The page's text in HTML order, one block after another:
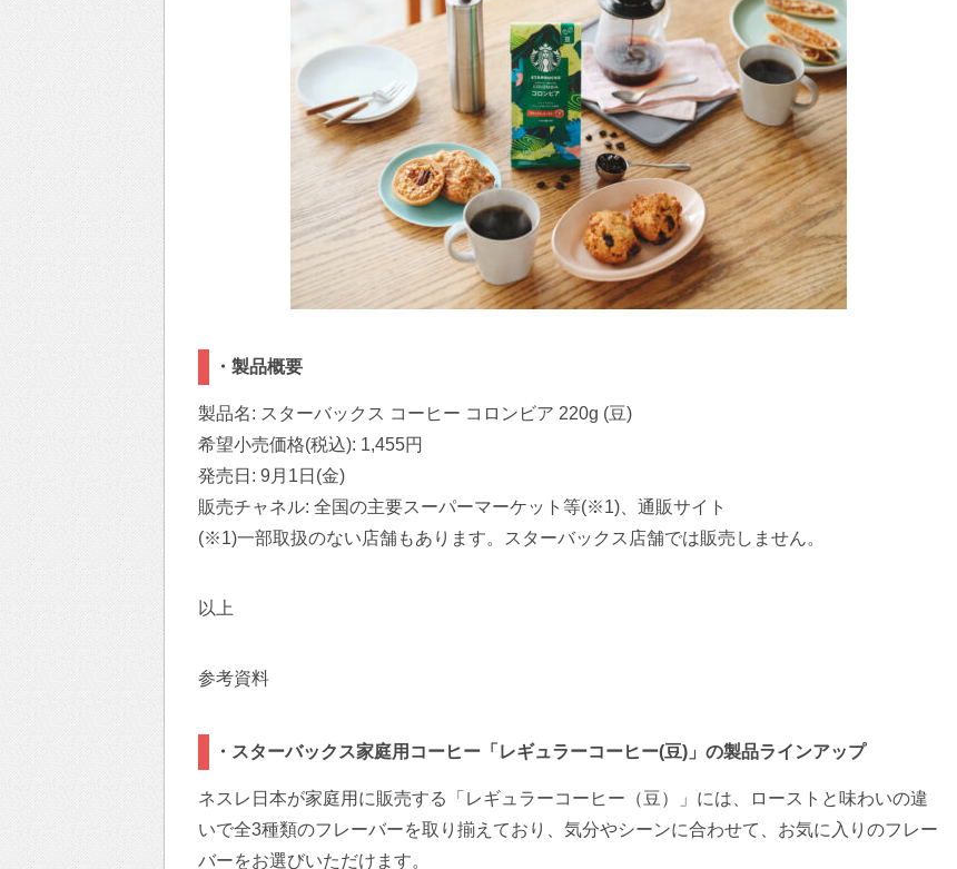
・製品概要
製品名: スターバックス コーヒー コロンビア 220g (豆)
希望小売価格(税込): 1,455円
発売日: 9月1日(金)
販売チャネル: 全国の主要スーパーマーケット等(※1)、通販サイト
(※1)一部取扱のない店舗もあります。スターバックス店舗では販売しません。
以上
参考資料
・スターバックス家庭用コーヒー「レギュラーコーヒー(豆)」の製品ラインアップ
ネスレ日本が家庭用に販売する「レギュラーコーヒー（豆）」には、ローストと味わいの違
いで全3種類のフレーバーを取り揃えており、気分やシーンに合わせて、お気に入りのフレー
バーをお選びいただけます。